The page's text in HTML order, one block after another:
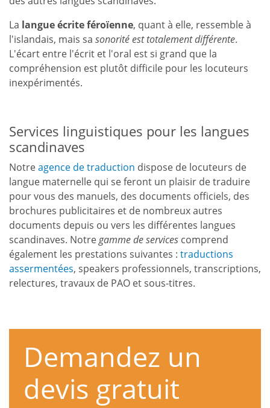
La langue écrite féroïenne, quant à elle, ressemble à
l'islandais, mais sa sonorité est totalement différente.
L'écart entre l'écrit et l'oral est si grand que la
compréhension est plutôt difficile pour les locuteurs
inexpérimentés.
Services linguistiques pour les langues
scandinaves
Notreagence de traduction dispose de locuteurs de
langue maternelle qui se feront un plaisir de traduire
pour vous des manuels, des documents officiels, des
brochures publicitaires et de nombreux autres
documents depuis ou vers les différentes langues
scandinaves. Notregamme de services comprend
également les prestations suivantes : traductions
assermentées, speakers professionnels, transcriptions,
relectures, travaux de PAO et sous-titres.
Demandez un
devis gratuit